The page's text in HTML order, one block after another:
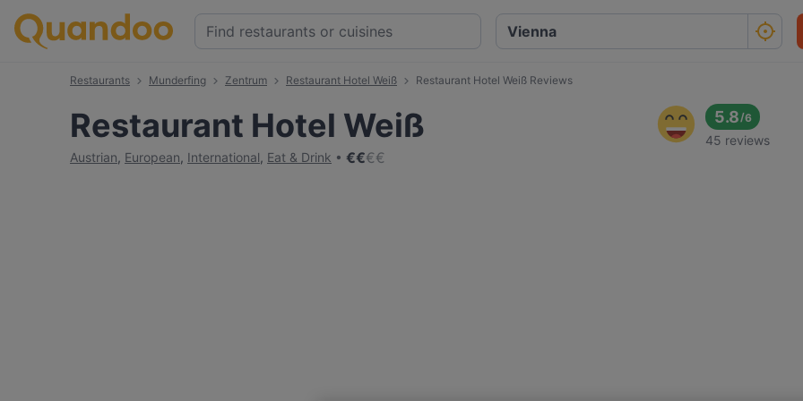
Restaurants Munderfing Zentrum Restaurant Hotel Weiß Restaurant Hotel Weiß Reviews
Restaurant Hotel Weiß
Austrian, European, International, Eat & Drink €€€€
5.8/6
45 reviews